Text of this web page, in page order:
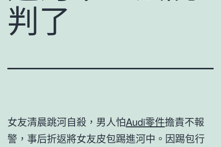
判了
女友清晨跳河自殺，男人怕Audi零件擔責不報
警，事后折返將女友皮包踢進河中。因踢包行